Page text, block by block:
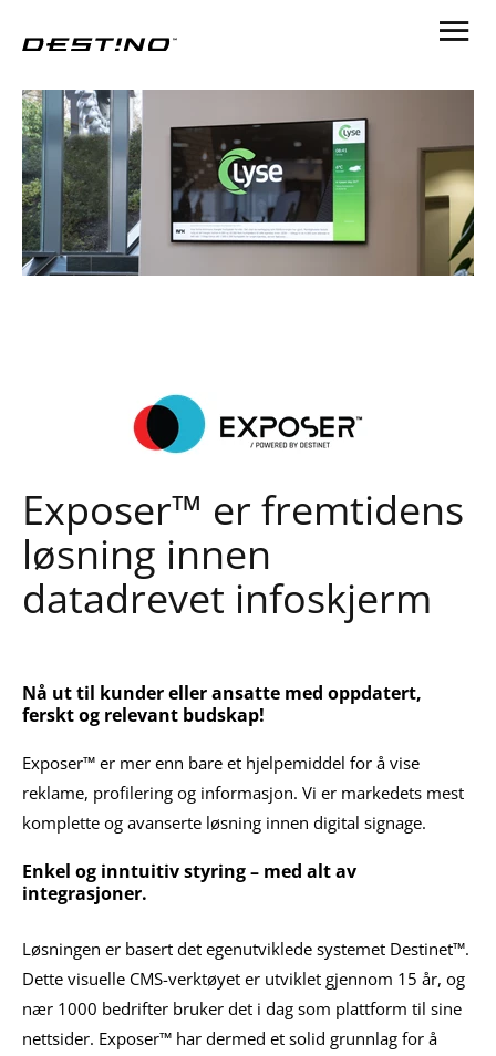
Exposer™ er fremtidens
løsning innen
datadrevet infoskjerm
Nå ut til kunder eller ansatte med oppdatert,
ferskt og relevant budskap!
Exposer™ er mer enn bare et hjelpemiddel for å vise
reklame, profilering og informasjon. Vi er markedets mest
komplette og avanserte løsning innen digital signage.
Enkel og inntuitiv styring – med alt av
integrasjoner.
Løsningen er basert det egenutviklede systemet Destinet™.
Dette visuelle CMS-verktøyet er utviklet gjennom 15 år, og
nær 1000 bedrifter bruker det i dag som plattform til sine
nettsider. Exposer™ har dermed et solid grunnlag for å